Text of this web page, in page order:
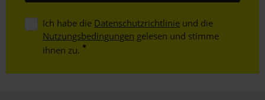
Ich habe die Datenschutzrichtlinie und die
Nutzungsbedingungen gelesen und stimme
ihnen zu.